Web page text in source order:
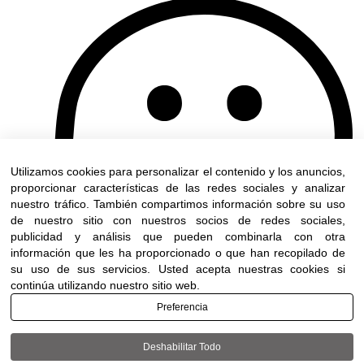
Terms of use Accessibility | All rights reserved to
Utilizamos cookies para personalizar el contenido y los anuncios,
proporcionar características de las redes sociales y analizar
nuestro tráfico. También compartimos información sobre su uso
de nuestro sitio con nuestros socios de redes sociales,
publicidad y análisis que pueden combinarla con otra
información que les ha proporcionado o que han recopilado de
su uso de sus servicios. Usted acepta nuestras cookies si
continúa utilizando nuestro sitio web.
Preferencia
Deshabilitar Todo